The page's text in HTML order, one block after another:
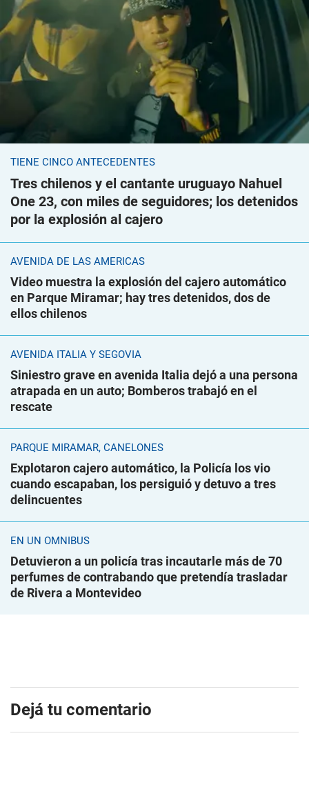
TIENE CINCO ANTECEDENTES
Tres chilenos y el cantante uruguayo Nahuel
One 23, con miles de seguidores; los detenidos
por la explosión al cajero
AVENIDA DE LAS AMÉRICAS
Video muestra la explosión del cajero automático
en Parque Miramar; hay tres detenidos, dos de
ellos chilenos
AVENIDA ITALIA Y SEGOVIA
Siniestro grave en avenida Italia dejó a una persona
atrapada en un auto; Bomberos trabajó en el
rescate
PARQUE MIRAMAR, CANELONES
Explotaron cajero automático, la Policía los vio
cuando escapaban, los persiguió y detuvo a tres
delincuentes
EN UN ÓMNIBUS
Detuvieron a un policía tras incautarle más de 70
perfumes de contrabando que pretendía trasladar
de Rivera a Montevideo
Dejá tu comentario